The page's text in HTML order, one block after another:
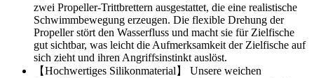
zwei Propeller-Trittbrettern ausgestattet, die eine realistische
Schwimmbewegung erzeugen. Die flexible Drehung der
Propeller stört den Wasserfluss und macht sie für Zielfische
gut sichtbar, was leicht die Aufmerksamkeit der Zielfische auf
sich zieht und ihren Angriffsinstinkt auslöst.
【Hochwertiges Silikonmaterial】 Unsere weichen